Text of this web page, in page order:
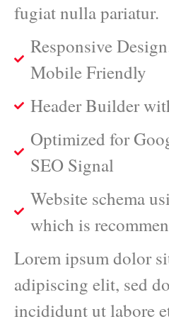
fugiat nulla pariatur.
Responsive
Mobile Friendly
Header Builder
Optimized for
SEO Signal
Website schema
which is
Lorem ipsum dolor
adipiscing elit, sed
incididunt ut labore